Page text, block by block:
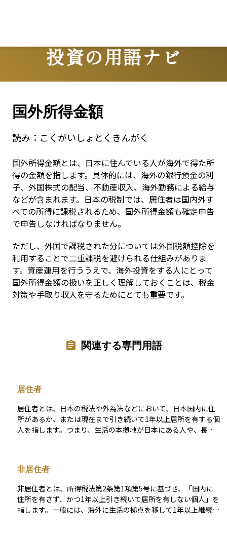
投資の用語ナビ
Terms
国外所得金額
読み： こくがいしょとくきんがく
国外所得金額とは、日本に住んでいる人が海外で得た所
得の金額を指します。具体的には、海外の銀行預金の利
子、外国株式の配当、不動産収入、海外勤務による給与
などが含まれます。日本の税制では、居住者は国内外す
べての所得に課税されるため、国外所得金額も確定申告
で申告しなければなりません。
ただし、外国で課税された分については外国税額控除を
利用することで二重課税を避けられる仕組みがありま
す。資産運用を行ううえで、海外投資をする人にとって
国外所得金額の扱いを正しく理解しておくことは、税金
対策や手取り収入を守るためにとても重要です。
関連する専門用語
居住者
居住者とは、日本の税法や外為法などにおいて、日本国内に住
所があるか、または現在まで引き続いて1年以上居所を有する個
人を指します。つまり、生活の本拠地が日本にある人や、長期
日本国内外の所得すべてが課税対象となり、国外で得た収入に
も日本の所得税がかかることがあります。金融取引や資産運用
においても、居住者か非居住者かによって課税の扱いや手続き
が大きく異なるため、自分の居住者区分を正確に理解しておく
ことは非常に重要です。
非居住者
非居住者とは、所得税法第2条第1項第5号に基づき、「国内に
住所を有さず、かつ1年以上引き続いて居所を有しない個人」を
指します。一般には、海外に生活の拠点を移して1年以上継続し